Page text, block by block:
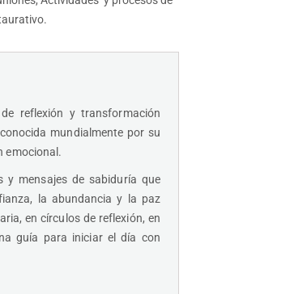
reflexión y transformación
mundialmente por su
emocional.
y mensajes de sabiduría que
la abundancia y la paz
en círculos de reflexión, en
guía para iniciar el día con